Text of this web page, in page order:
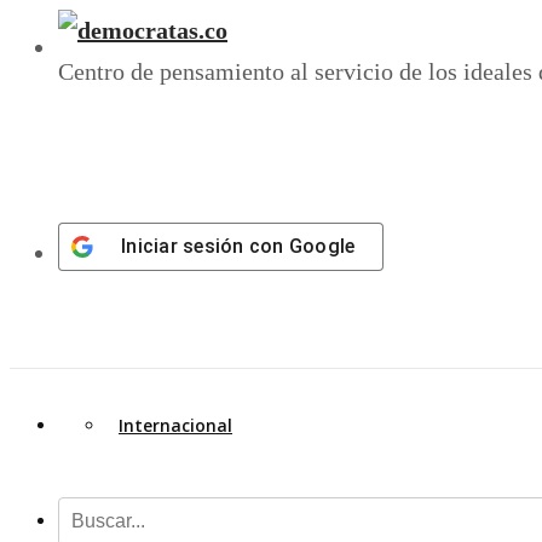
Centro de pensamiento al servicio de los ideales
Iniciar sesión con Google
Internacional
A. Latina